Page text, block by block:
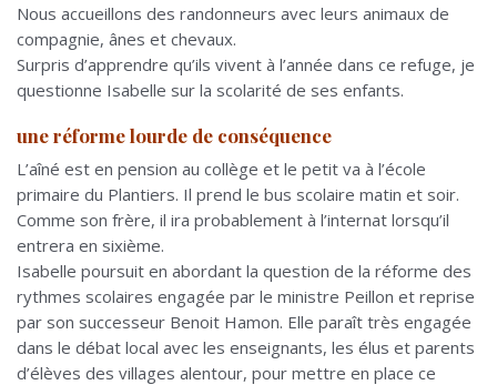
Nous accueillons des randonneurs avec leurs animaux de
compagnie, ânes et chevaux.
Surpris d’apprendre qu’ils vivent à l’année dans ce refuge, je
questionne Isabelle sur la scolarité de ses enfants.
une réforme lourde de conséquence
L’aîné est en pension au collège et le petit va à l’école
primaire du Plantiers. Il prend le bus scolaire matin et soir.
Comme son frère, il ira probablement à l’internat lorsqu’il
entrera en sixième.
Isabelle poursuit en abordant la question de la réforme des
rythmes scolaires engagée par le ministre Peillon et reprise
par son successeur Benoit Hamon. Elle paraît très engagée
dans le débat local avec les enseignants, les élus et parents
d’élèves des villages alentour, pour mettre en place ce